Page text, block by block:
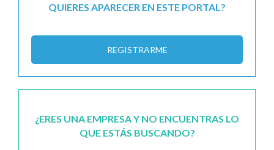
QUIERES APARECER EN ESTE PORTAL?
REGISTRARME
¿ERES UNA EMPRESA Y NO ENCUENTRAS LO
QUE ESTÁS BUSCANDO?